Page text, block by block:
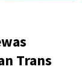
Trans